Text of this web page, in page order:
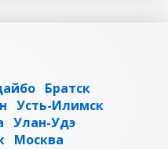
Братск
Усть-Илимск
Улан-Удэ
Москва